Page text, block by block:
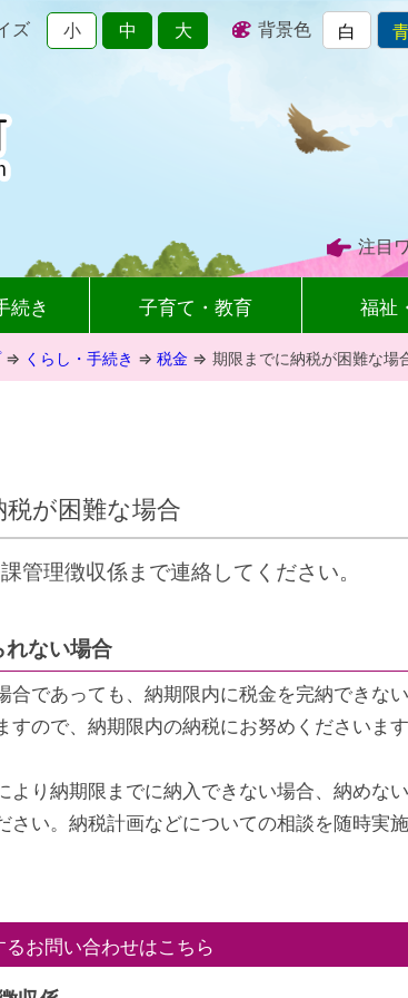
ズ 小 中 大 背景色 白
注目
続き 子育て・教育 福祉
⇒ くらし・手続き ⇒ 税金 ⇒ 期限までに納税が困難な場
が困難な場合
管理徴収係まで連絡してください。
れない場合
合であっても、納期限内に税金を完納でき
すので、納期限内の納税にお努めくださいま
より納期限までに納入できない場合、納め
さい。納税計画などについての相談を随時実施
お問い合わせはこちら